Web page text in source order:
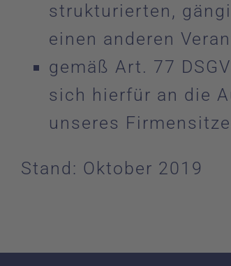
strukturierten,
einen anderen
gemäß Art. 77
sich hierfür an die
unseres
Stand: Oktober 2019